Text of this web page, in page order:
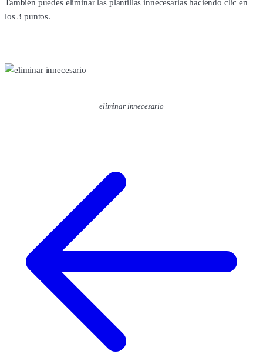
También puedes eliminar las plantillas innecesarias haciendo clic en
los 3 puntos.
eliminar innecesario